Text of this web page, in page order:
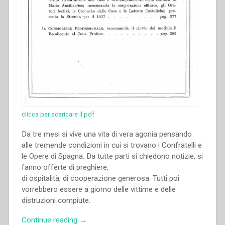
La
Strenna
1939”
clicca per scaricare il pdf
Da tre mesi si vive una vita di vera agonia pensando
alle tremende condizioni in cui si trovano i Confratelli e
le Opere di Spagna. Da tutte parti si chiedono notizie, si
fanno offerte di preghiere,
di ospitalità, di cooperazione generosa. Tutti poi
vorrebbero essere a giorno delle vittime e delle
distruzioni compiute.
Continue reading “Pietro
→